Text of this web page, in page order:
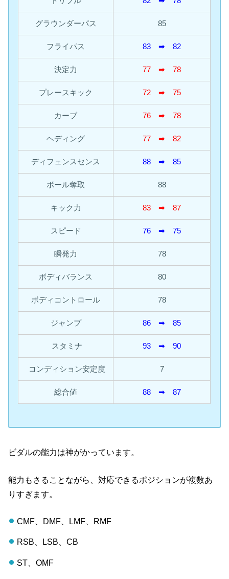
グラウンダーパス 85
フライパス 83 ➡︎ 82
決定力 77 ➡︎ 78
プレースキック 72 ➡︎ 75
カーブ 76 ➡︎ 78
ヘディング 77 ➡︎ 82
ディフェンスセンス 88 ➡︎ 85
ボール奪取 88
キック力 83 ➡︎ 87
スピード 76 ➡︎ 75
瞬発力 78
ボディバランス 80
ボディコントロール 78
ジャンプ 86 ➡︎ 85
スタミナ 93 ➡︎ 90
コンディション安定度 7
総合値 88 ➡︎ 87
ビダルの能力は神がかっています。
能力もさることながら、対応できるポジションが複数あ
りすぎます。
CMF、DMF、LMF、RMF
RSB、LSB、CB
ST、OMF